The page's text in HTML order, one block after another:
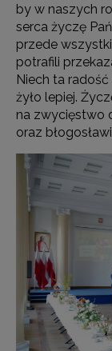
by w naszych
serca życzę
przede
potrafili
Niech ta
żyło lepiej.
na zwycięstwo
oraz